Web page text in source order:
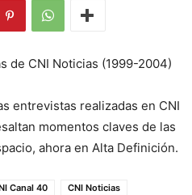
de CNI Noticias (1999-2004)
entrevistas realizadas en CNI
momentos claves de las
ahora en Alta Definición.
Canal 40
CNI Noticias